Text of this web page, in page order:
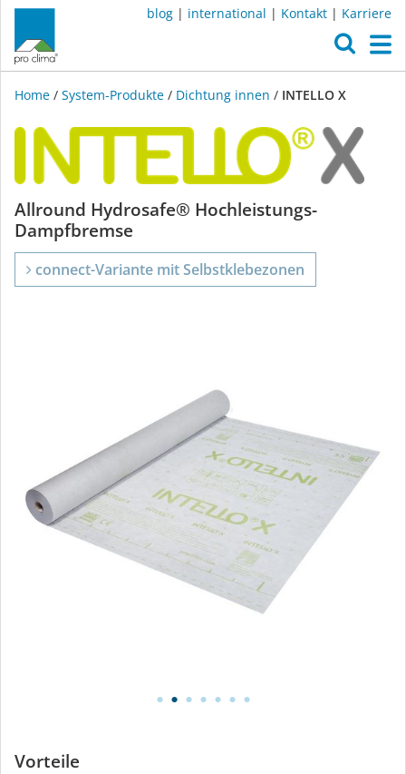
blog | international | Kontakt | Karriere
Home / System-Produkte / Dichtung innen / INTELLO X
INTELLO
X
Allround Hydrosafe® Hochleistungs-
Dampfbremse
connect-Variante mit Selbstklebezonen
Vorteile